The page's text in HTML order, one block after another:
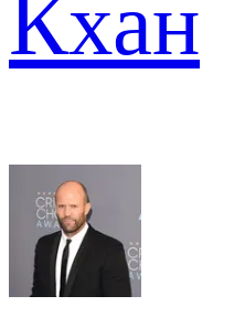
Кхан